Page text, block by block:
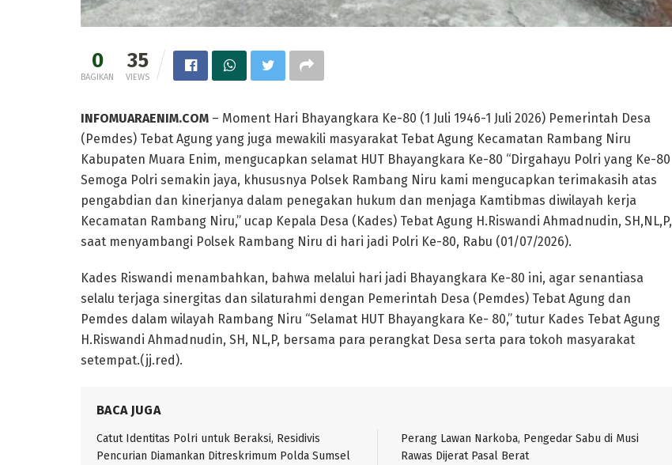
0
BAGIKAN
35
VIEWS
INFOMUARAENIM.COM – Moment Hari Bhayangkara Ke-80 (1 Juli 1946-1 Juli 2026) Pemerintah Desa
(Pemdes) Tebat Agung yang juga mewakili masyarakat Tebat Agung Kecamatan Rambang Niru
Kabupaten Muara Enim, mengucapkan selamat HUT Bhayangkara Ke-80 “Dirgahayu Polri yang Ke-80
Semoga Polri semakin jaya, khususnya Polsek Rambang Niru kami mengucapkan terimakasih atas
pengabdian dan kinerjanya dalam penegakan hukum dan menjaga Kamtibmas diwilayah kerja
Kecamatan Rambang Niru,” ucap Kepala Desa (Kades) Tebat Agung H.Riswandi Ahmadnudin, SH,NL,P,
saat menyambangi Polsek Rambang Niru di hari jadi Polri Ke-80, Rabu (01/07/2026).
Kades Riswandi menambahkan, bahwa melalui hari jadi Bhayangkara Ke-80 ini, agar senantiasa
selalu terjaga sinergitas dan silaturahmi dengan Pemerintah Desa (Pemdes) Tebat Agung dan
Pemdes dalam wilayah Rambang Niru “Selamat HUT Bhayangkara Ke- 80,” tutur Kades Tebat Agung
H.Riswandi Ahmadnudin, SH, NL,P, bersama para perangkat Desa serta para tokoh masyarakat
setempat.(jj.red).
BACA JUGA
Catut Identitas Polri untuk Beraksi, Residivis
Pencurian Diamankan Ditreskrimum Polda Sumsel
Perang Lawan Narkoba, Pengedar Sabu di Musi
Rawas Dijerat Pasal Berat